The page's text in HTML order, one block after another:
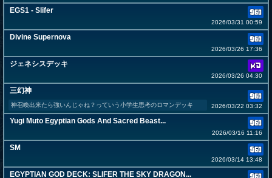
EGS1 - Slifer
2026/03/31 00:59
Divine Supernova
2026/03/26 17:36
ジェネシスデッキ
2026/03/26 04:30
三幻神
神召喚出来たら強いんじゃね？っていう小学生思考のロマンデッキ 2026/03/22 03:32
Yugi Muto Egyptian Gods And Sacred Beast...
2026/03/16 11:16
SM
2026/03/14 13:48
EGYPTIAN GOD DECK: SLIFER THE SKY DRAGON...